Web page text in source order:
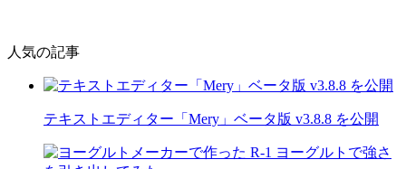
人気の記事
テキストエディター「Mery」ベータ版 v3.8.8 を公開